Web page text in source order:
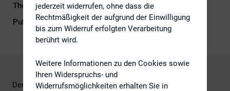
Themengebiet
IR-Kompetenz
Publikationsform
Externe Publikationen
Der IR-Verband aus Singapur hat
jederzeit widerrufen, ohne dass die
Rechtmäßigkeit der aufgrund der Einwilligung
bis zum Widerruf erfolgten Verarbeitung
berührt wird.
Weitere Informationen zu den Cookies sowie
Ihren Widerspruchs- und
Widerrufsmöglichkeiten erhalten Sie in